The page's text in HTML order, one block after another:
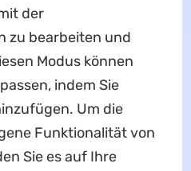
der
zu bearbeiten und
Modus können
indem Sie
Um die
Funktionalität von
Sie es auf Ihre